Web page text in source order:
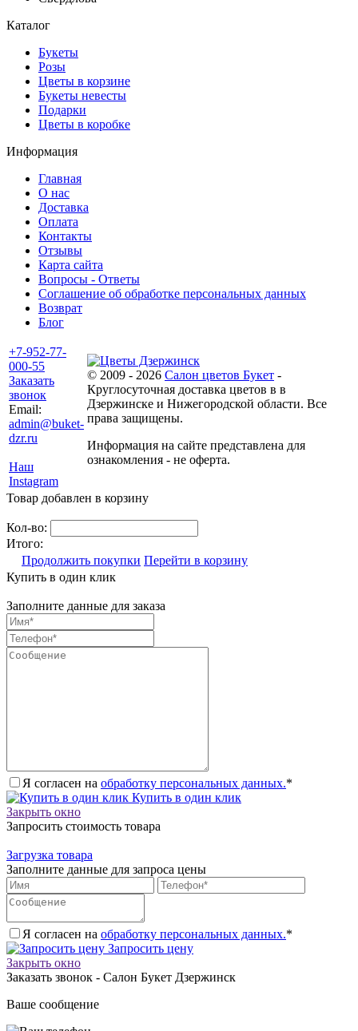
Каталог
Букеты
Розы
Цветы в корзине
Букеты невесты
Подарки
Цветы в коробке
Информация
Главная
О нас
Доставка
Оплата
Контакты
Отзывы
Карта сайта
Вопросы - Ответы
Соглашение об обработке персональных данных
Возврат
Блог
+7-952-77-
000-55
Заказать
звонок
Email:
admin@buket-
dzr.ru
Наш
Instagram
© 2009 - 2026 Салон цветов Букет -
Круглосуточная доставка цветов в в
Дзержинске и Нижегородской области. Все
права защищены.
Информация на сайте представлена для
ознакомления - не оферта.
Товар добавлен в корзину
Кол-во:
Итого:
Продолжить покупки Перейти в корзину
Купить в один клик
Заполните данные для заказа
Я согласен на обработку персональных данных.*
Купить в один клик
Закрыть окно
Запросить стоимость товара
Загрузка товара
Заполните данные для запроса цены
Я согласен на обработку персональных данных.*
Запросить цену
Закрыть окно
Заказать звонок - Салон Букет Дзержинск
Ваше сообщение